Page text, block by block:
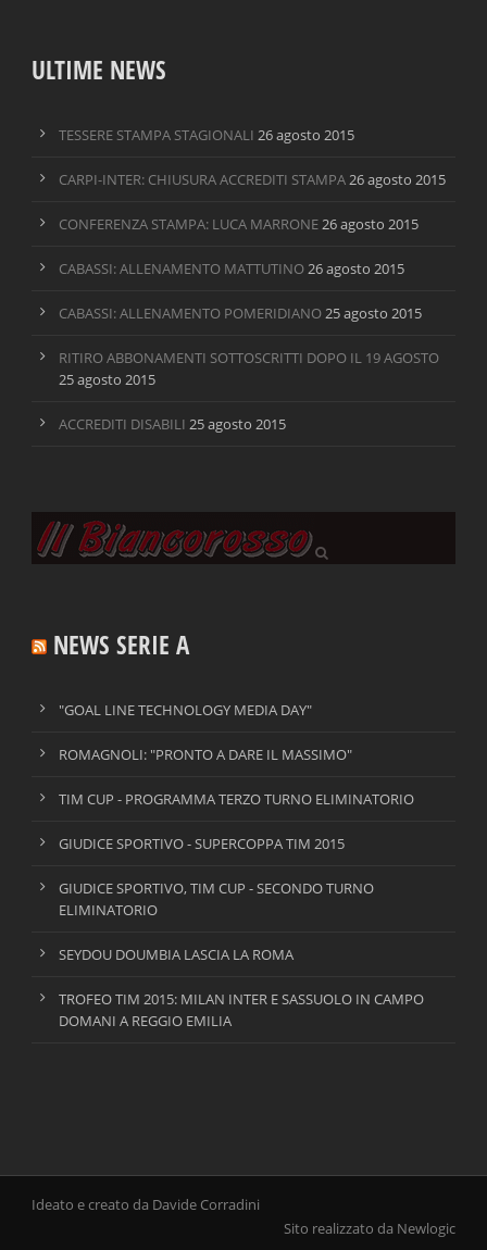
ULTIME NEWS
TESSERE STAMPA STAGIONALI 26 agosto 2015
CARPI-INTER: CHIUSURA ACCREDITI STAMPA26 agosto 2015
CONFERENZA STAMPA: LUCA MARRONE26 agosto 2015
CABASSI: ALLENAMENTO MATTUTINO26 agosto 2015
CABASSI: ALLENAMENTO POMERIDIANO25 agosto 2015
RITIRO ABBONAMENTI SOTTOSCRITTI DOPO IL 19 AGOSTO
25 agosto 2015
ACCREDITI DISABILI 25 agosto 2015
NEWS SERIE A
"GOAL LINE TECHNOLOGY MEDIA DAY"
ROMAGNOLI: "PRONTO A DARE IL MASSIMO"
TIM CUP - PROGRAMMA TERZO TURNO ELIMINATORIO
GIUDICE SPORTIVO - SUPERCOPPA TIM 2015
GIUDICE SPORTIVO, TIM CUP - SECONDO TURNO
ELIMINATORIO
SEYDOU DOUMBIA LASCIA LA ROMA
TROFEO TIM 2015: MILAN INTER E SASSUOLO IN CAMPO
DOMANI A REGGIO EMILIA
Ideato e creato da Davide Corradini
Sito realizzato da Newlogic